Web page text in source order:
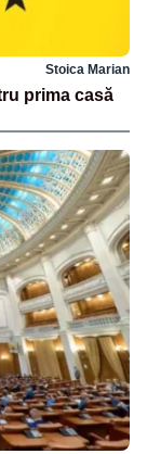
Stoica Marian
prima casă